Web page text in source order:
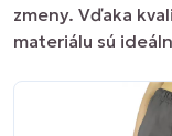
zmeny. Vďaka
materiálu sú